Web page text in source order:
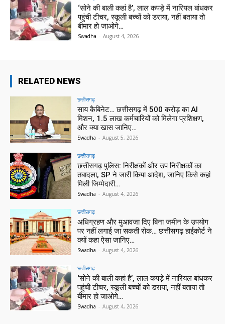
‘सोने की बाली कहां है’, लाल कपड़े में नारियल बांधकर
पहुंची टीचर, स्कूली बच्चों को डराया, नहीं बताया तो
बीमार हो जाओगे…
Swadha - August 4, 2026
RELATED NEWS
छत्तीसगढ़
साय कैबिनेट… छत्तीसगढ़ में 500 करोड़ का AI
मिशन, 1.5 लाख कर्मचारियों को मिलेगा प्रशिक्षण,
और क्या खास जानिए…
Swadha - August 5, 2026
छत्तीसगढ़
छत्तीसगढ़ पुलिस: निरीक्षकों और उप निरीक्षकों का
तबादला, SP ने जारी किया आदेश, जानिए किसे कहां
मिली जिम्मेदारी…
Swadha - August 4, 2026
छत्तीसगढ़
अधिग्रहण और मुआवजा दिए बिना जमीन के उपयोग
पर नहीं लगाई जा सकती रोक… छत्तीसगढ़ हाईकोर्ट ने
क्यों कहा ऐसा जानिए…
Swadha - August 4, 2026
छत्तीसगढ़
‘सोने की बाली कहां है’, लाल कपड़े में नारियल बांधकर
पहुंची टीचर, स्कूली बच्चों को डराया, नहीं बताया तो
बीमार हो जाओगे…
Swadha - August 4, 2026